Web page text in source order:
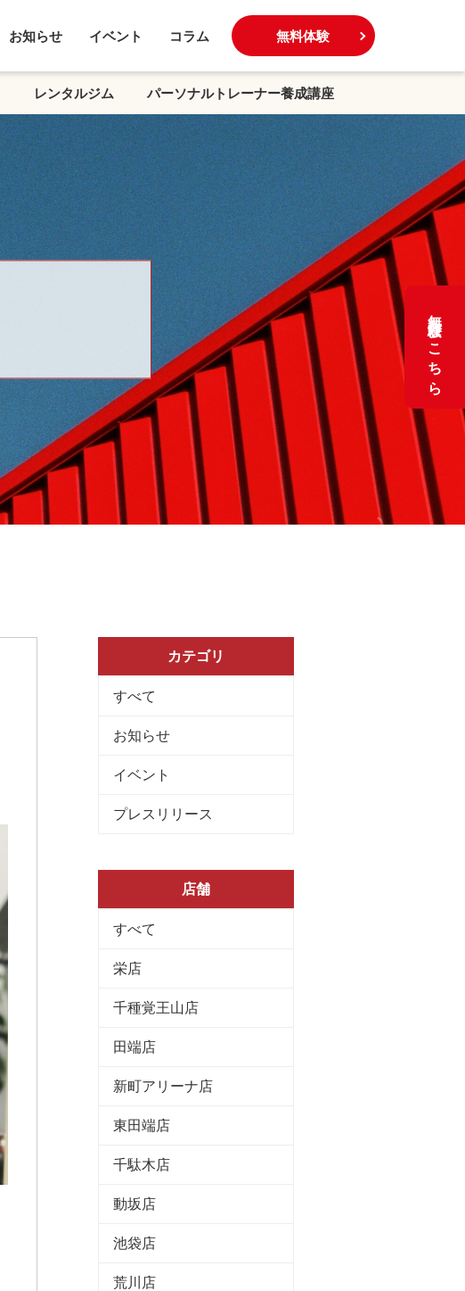
お知らせ イベント コラム 無料体験
レンタルジム パーソナルトレーナー養成講座
無料体験はこちら
カテゴリ
すべて
お知らせ
イベント
プレスリリース
店舗
すべて
栄店
千種覚王山店
田端店
新町アリーナ店
東田端店
千駄木店
動坂店
池袋店
荒川店